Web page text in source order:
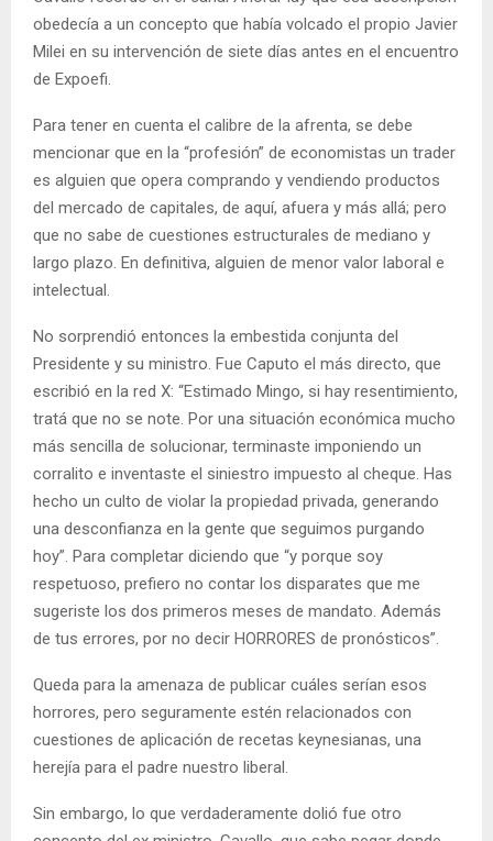
obedecía a un concepto que había volcado el propio Javier
Milei en su intervención de siete días antes en el encuentro
de Expoefi.
Para tener en cuenta el calibre de la afrenta, se debe
mencionar que en la “profesión” de economistas un trader
es alguien que opera comprando y vendiendo productos
del mercado de capitales, de aquí, afuera y más allá; pero
que no sabe de cuestiones estructurales de mediano y
largo plazo. En definitiva, alguien de menor valor laboral e
intelectual.
No sorprendió entonces la embestida conjunta del
Presidente y su ministro. Fue Caputo el más directo, que
escribió en la red X: “Estimado Mingo, si hay resentimiento,
tratá que no se note. Por una situación económica mucho
más sencilla de solucionar, terminaste imponiendo un
corralito e inventaste el siniestro impuesto al cheque. Has
hecho un culto de violar la propiedad privada, generando
una desconfianza en la gente que seguimos purgando
hoy”. Para completar diciendo que “y porque soy
respetuoso, prefiero no contar los disparates que me
sugeriste los dos primeros meses de mandato. Además
de tus errores, por no decir HORRORES de pronósticos”.
Queda para la amenaza de publicar cuáles serían esos
horrores, pero seguramente estén relacionados con
cuestiones de aplicación de recetas keynesianas, una
herejía para el padre nuestro liberal.
Sin embargo, lo que verdaderamente dolió fue otro